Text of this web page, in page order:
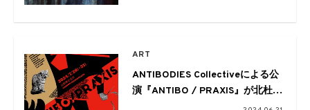
ART
ANTIBODIES Collectiveによる公
演『ANTIBO / PRAXIS』が北杜市
GASBON METABOLISMで開